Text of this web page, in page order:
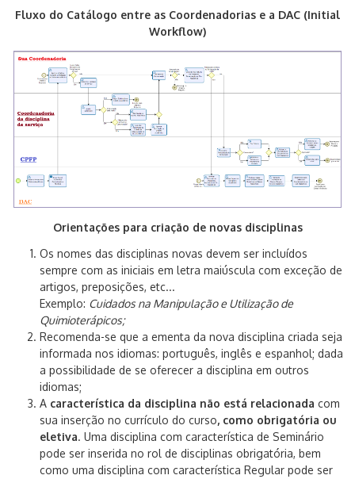
Fluxo do Catálogo entre as Coordenadorias e a DAC (Initial
Workflow)
Orientações para criação de novas disciplinas
Os nomes das disciplinas novas devem ser incluídos
sempre com as iniciais em letra maiúscula com exceção de
artigos, preposições, etc...
Exemplo: Cuidados na Manipulação e Utilização de
Quimioterápicos;
Recomenda-se que a ementa da nova disciplina criada seja
informada nos idiomas: português, inglês e espanhol; dada
a possibilidade de se oferecer a disciplina em outros
idiomas;
A característica da disciplina não está relacionada com
sua inserção no currículo do curso, como obrigatória ou
eletiva. Uma disciplina com característica de Seminário
pode ser inserida no rol de disciplinas obrigatória, bem
como uma disciplina com característica Regular pode ser